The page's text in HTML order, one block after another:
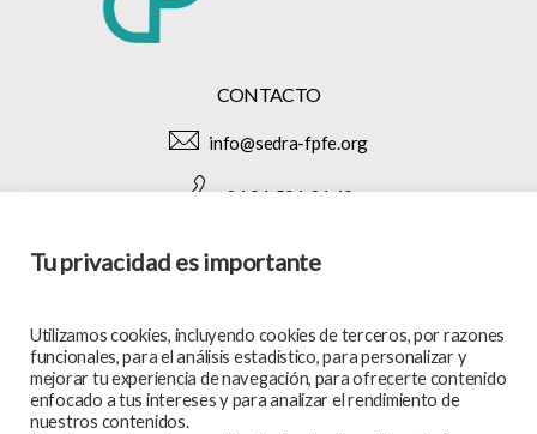
CONTACTO
info@sedra-fpfe.org
+34 91 591 34 49
SÍGUENOS EN:
MAPA WEB
Tu privacidad es importante
Utilizamos cookies, incluyendo cookies de terceros, por razones
funcionales, para el análisis estadístico, para personalizar y
mejorar tu experiencia de navegación, para ofrecerte contenido
enfocado a tus intereses y para analizar el rendimiento de
nuestros contenidos.